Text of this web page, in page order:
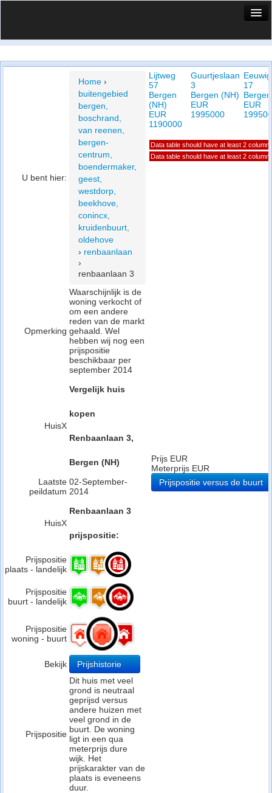
Vergelijk prijsposities - wijk
Cookie beleid
U bent hier:
Home ›
buitengebied
bergen,
boschrand,
van reenen,
bergen-
centrum,
boendermaker,
geest,
westdorp,
beekhove,
conincx,
kruidenbuurt,
oldehove
› renbaanlaan
›
renbaanlaan 3
Opmerking
Waarschijnlijk is de
woning verkocht of
om een andere
reden van de markt
gehaald. Wel
hebben wij nog een
prijspositie
beschikbaar per
september 2014
HuisX
Vergelijk huis
kopen
Renbaanlaan 3,
Bergen (NH)
Laatste
peildatum
02-September-
2014
HuisX
Renbaanlaan 3
prijspositie:
Prijspositie
plaats - landelijk
Prijspositie
buurt - landelijk
Prijspositie
woning - buurt
Bekijk Prijshistorie
Prijspositie
Dit huis met veel
grond is neutraal
geprijsd versus
andere huizen met
veel grond in de
buurt. De woning
ligt in een qua
meterprijs dure
wijk. Het
prijskarakter van de
plaats is eveneens
duur.
Lijtweg
57
Bergen
(NH)
EUR
1190000
Guurtjeslaan
3
Bergen (NH)
EUR
1995000
17
EUR
Data table should have at least 2
Data table should have at least 2
Prijs EUR
Meterprijs EUR
Prijspositie versus de buurt